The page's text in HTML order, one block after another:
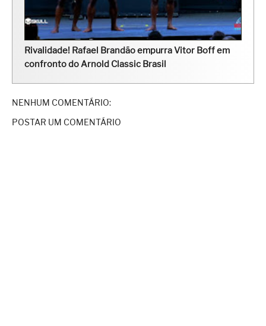
Rivalidade! Rafael Brandão empurra Vitor Boff em
confronto do Arnold Classic Brasil
NENHUM COMENTÁRIO:
POSTAR UM COMENTÁRIO